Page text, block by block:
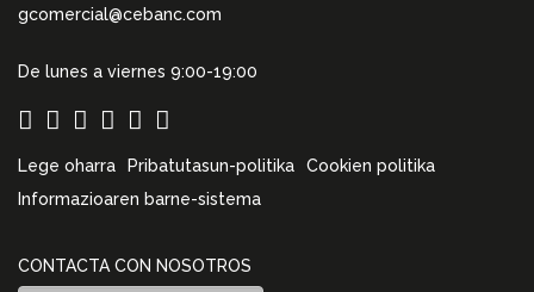
gcomercial@cebanc.com
De lunes a viernes 9:00-19:00
Lege oharra Pribatutasun-politika
Cookien politika
Informazioaren barne-sistema
CONTACTA CON NOSOTROS